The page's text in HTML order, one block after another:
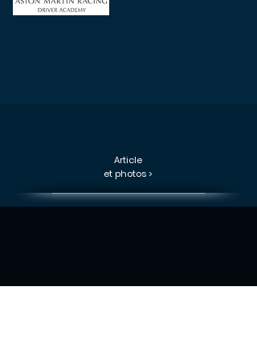
Article
et photos >